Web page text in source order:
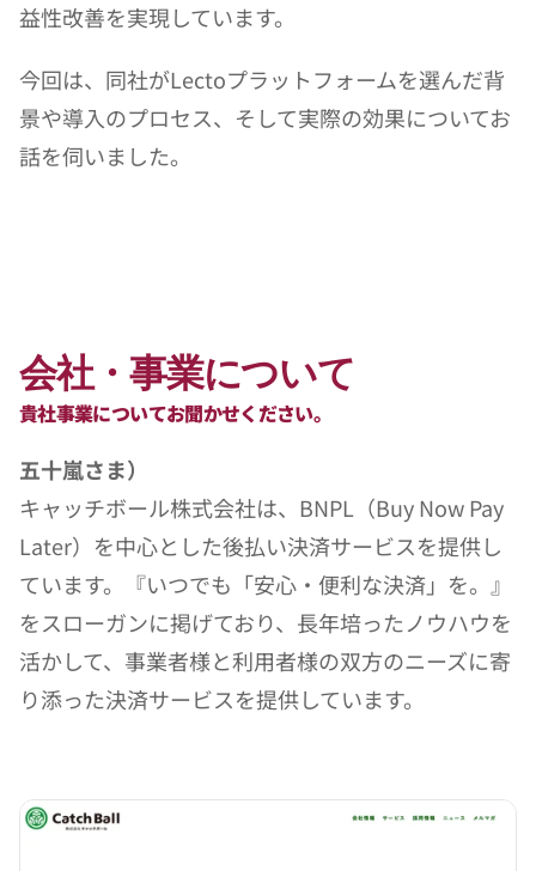
益性改善を実現しています。
今回は、同社がLectoプラットフォームを選んだ背
景や導入のプロセス、そして実際の効果についてお
話を伺いました。
会社・事業について
貴社事業についてお聞かせください。
五十嵐さま）
キャッチボール株式会社は、BNPL（Buy Now Pay
Later）を中心とした後払い決済サービスを提供し
ています。『いつでも「安心・便利な決済」を。』
をスローガンに掲げており、長年培ったノウハウを
活かして、事業者様と利用者様の双方のニーズに寄
り添った決済サービスを提供しています。